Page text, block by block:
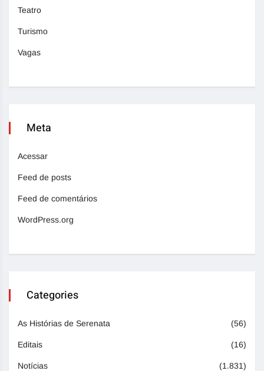
Teatro
Turismo
Vagas
Meta
Acessar
Feed de posts
Feed de comentários
WordPress.org
Categories
As Histórias de Serenata (56)
Editais (16)
Notícias (1.831)